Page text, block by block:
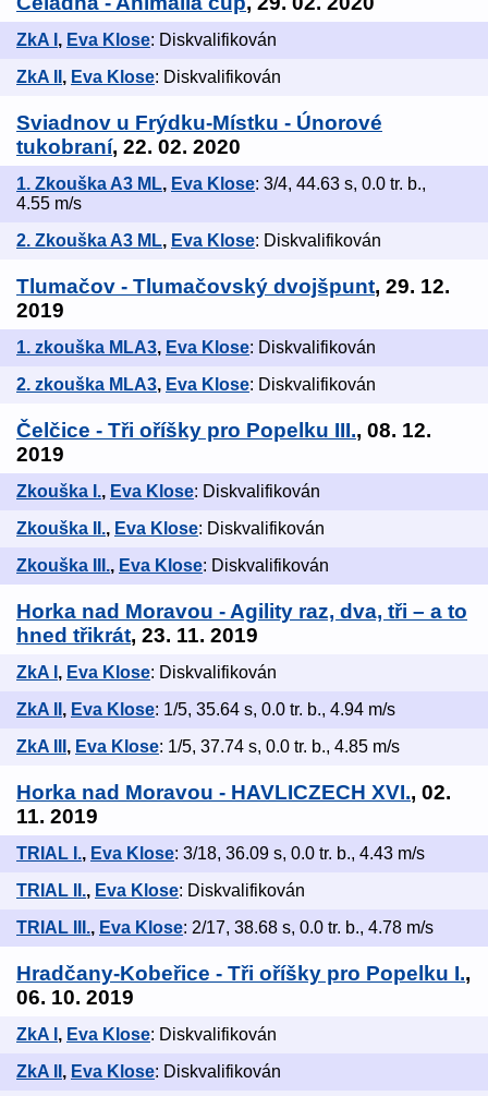
ZkA I , Eva Klose: Diskvalifikován
ZkA II , Eva Klose: Diskvalifikován
Sviadnov u Frýdku-Místku - Únorové
tukobraní, 22. 02. 2020
1. Zkouška A3 ML, Eva Klose: 3/4, 44.63 s, 0.0 tr. b.,
4.55 m/s
2. Zkouška A3 ML, Eva Klose: Diskvalifikován
Tlumačov - Tlumačovský dvojšpunt, 29. 12.
2019
1. zkouška MLA3, Eva Klose: Diskvalifikován
2. zkouška MLA3, Eva Klose: Diskvalifikován
Čelčice - Tři oříšky pro Popelku III., 08. 12.
2019
Zkouška I., Eva Klose: Diskvalifikován
Zkouška II., Eva Klose: Diskvalifikován
Zkouška III., Eva Klose: Diskvalifikován
Horka nad Moravou - Agility raz, dva, tři – a to
hned třikrát, 23. 11. 2019
ZkA I , Eva Klose: Diskvalifikován
ZkA II , Eva Klose: 1/5, 35.64 s, 0.0 tr. b., 4.94 m/s
ZkA III , Eva Klose: 1/5, 37.74 s, 0.0 tr. b., 4.85 m/s
Horka nad Moravou - HAVLICZECH XVI., 02.
11. 2019
TRIAL I., Eva Klose: 3/18, 36.09 s, 0.0 tr. b., 4.43 m/s
TRIAL II., Eva Klose: Diskvalifikován
TRIAL III., Eva Klose: 2/17, 38.68 s, 0.0 tr. b., 4.78 m/s
Hradčany-Kobeřice - Tři oříšky pro Popelku I.,
06. 10. 2019
ZkA I , Eva Klose: Diskvalifikován
ZkA II , Eva Klose: Diskvalifikován